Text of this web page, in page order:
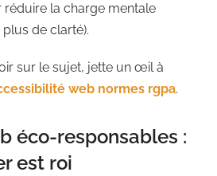
réduire la charge mentale
plus de clarté).
sur le sujet, jette un œil à
web normes rgpa.
éco-responsables :
est roi